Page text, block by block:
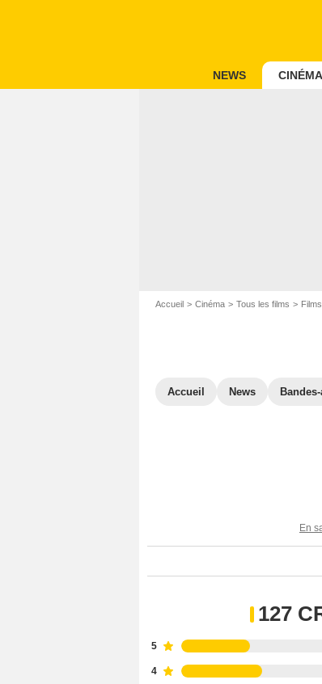
NEWS CINÉMA
Accueil Cinéma Tous les films
Accueil News
En
127
5
4